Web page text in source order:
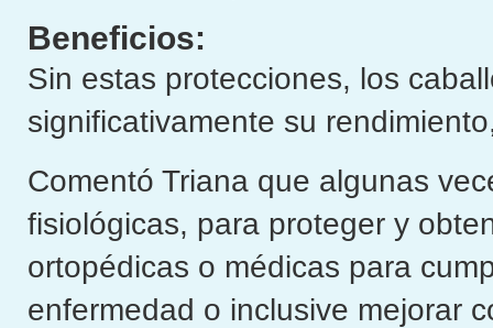
Beneficios:
Sin estas protecciones, los
significativamente su
Comentó Triana que algunas
fisiológicas, para proteger y
ortopédicas o médicas para
enfermedad o inclusive mejorar